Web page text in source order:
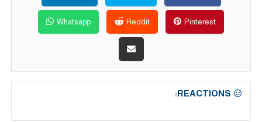
Pinterest
Reddit
Whatsapp
REACTIONS: